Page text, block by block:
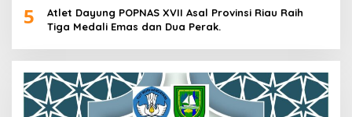
5
Atlet Dayung POPNAS XVII Asal Provinsi Riau Raih
Tiga Medali Emas dan Dua Perak.